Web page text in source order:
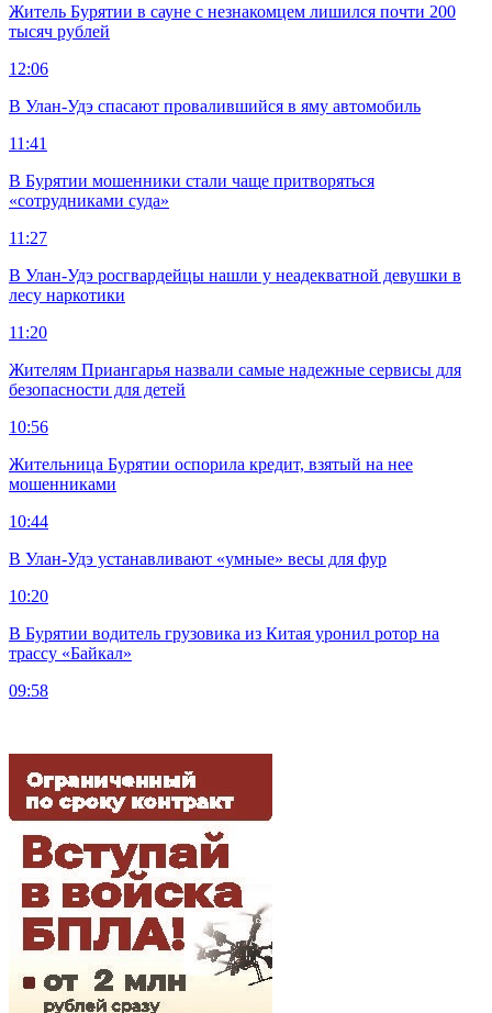
Житель Бурятии в сауне с незнакомцем лишился почти 200
тысяч рублей
12:06
В Улан-Удэ спасают провалившийся в яму автомобиль
11:41
В Бурятии мошенники стали чаще притворяться
«сотрудниками суда»
11:27
В Улан-Удэ росгвардейцы нашли у неадекватной девушки в
лесу наркотики
11:20
Жителям Приангарья назвали самые надежные сервисы для
безопасности для детей
10:56
Жительница Бурятии оспорила кредит, взятый на нее
мошенниками
10:44
В Улан-Удэ устанавливают «умные» весы для фур
10:20
В Бурятии водитель грузовика из Китая уронил ротор на
трассу «Байкал»
09:58